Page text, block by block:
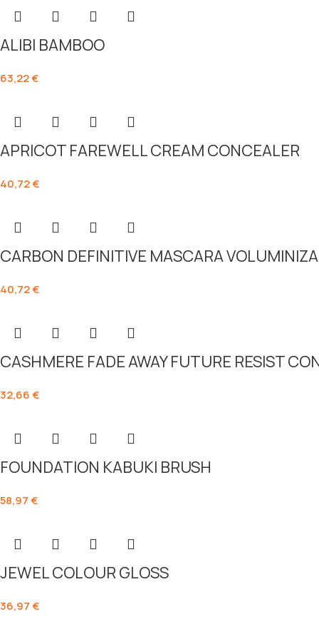
ALIBI BAMBOO
63,22€
APRICOT FAREWELL CREAM CONCEALER
40,72€
CARBON DEFINITIVE MASCARA
40,72€
CASHMERE FADE AWAY FUTURE RESIST
32,66€
FOUNDATION KABUKI BRUSH
58,97€
JEWEL COLOUR GLOSS
36,97€